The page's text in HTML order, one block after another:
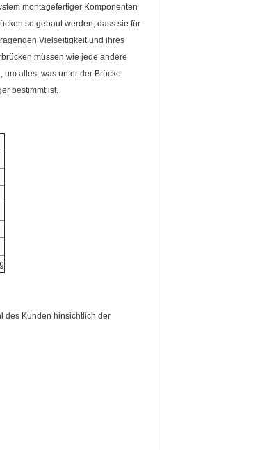
montagefertiger Komponenten
so gebaut werden, dass sie für
Vielseitigkeit und ihres
müssen wie jede andere
alles, was unter der Brücke
bestimmt ist.
des Kunden hinsichtlich der